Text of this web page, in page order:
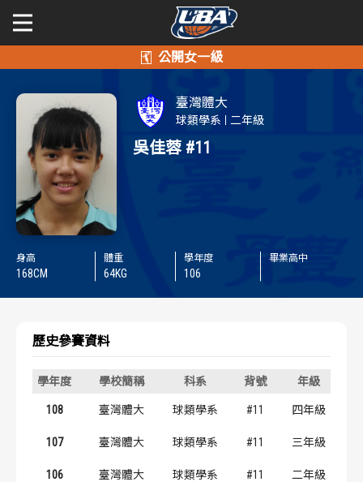
公開男一級
學年度
賽事資訊
賽程表
歷屆冠軍
歷史數據排行
公開女一級
學年度
賽事資訊
賽程表
歷屆冠軍
歷史數據排行
二級與一般組
臺灣體大
球類學系 二年級
吳佳蓉 #11
身高
168CM
體重
64KG
學年度
106
畢業高中
歷史參賽資料
學年度 學校簡稱 科系 背號 年級
108 臺灣體大 球類學系 #11 四年級
107 臺灣體大 球類學系 #11 三年級
106 臺灣體大 球類學系 #11 二年級